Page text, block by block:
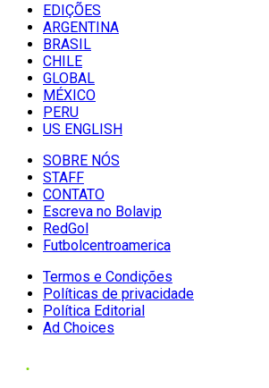
EDIÇÕES
ARGENTINA
BRASIL
CHILE
GLOBAL
MÉXICO
PERU
US ENGLISH
SOBRE NÓS
STAFF
CONTATO
Escreva no Bolavip
RedGol
Futbolcentroamerica
Termos e Condições
Políticas de privacidade
Política Editorial
Ad Choices